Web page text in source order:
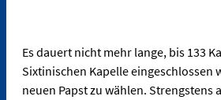
Es dauert nicht mehr lange, bis 133
Sixtinischen Kapelle eingeschlossen
neuen Papst zu wählen. Strengstens